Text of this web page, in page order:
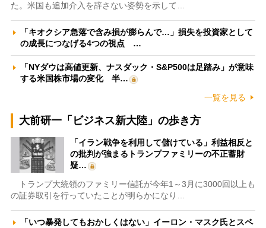
た。米国も追加介入を辞さない姿勢を示して…
「キオクシア急落で含み損が膨らんで…」損失を投資家として
の成長につなげる4つの視点 …
「NYダウは高値更新、ナスダック・S&P500は足踏み」が意味
する米国株市場の変化 半…
一覧を見る
大前研一「ビジネス新大陸」の歩き方
「イラン戦争を利用して儲けている」利益相反と
の批判が強まるトランプファミリーの不正蓄財
疑…
トランプ大統領のファミリー信託が今年1～3月に3000回以上も
の証券取引を行っていたことが明らかになり…
「いつ暴発してもおかしくはない」イーロン・マスク氏とスペ